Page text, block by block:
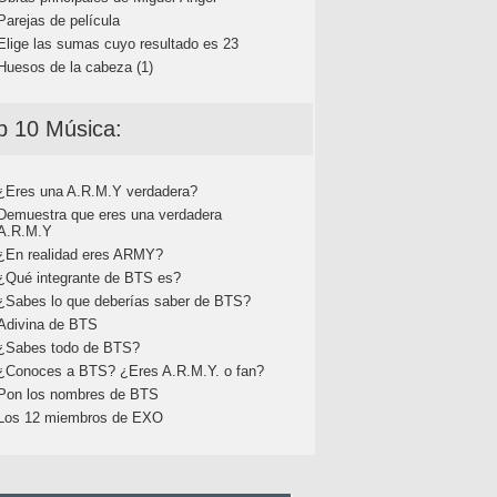
de película
las sumas cuyo resultado es 23
de la cabeza (1)
10 Música:
una A.R.M.Y verdadera?
que eres una verdadera
realidad eres ARMY?
integrante de BTS es?
lo que deberías saber de BTS?
de BTS
todo de BTS?
a BTS? ¿Eres A.R.M.Y. o fan?
los nombres de BTS
12 miembros de EXO